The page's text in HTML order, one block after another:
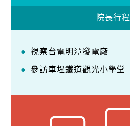
院長行程
視察台電明潭發電廠
參訪車埕鐵道觀光小學堂